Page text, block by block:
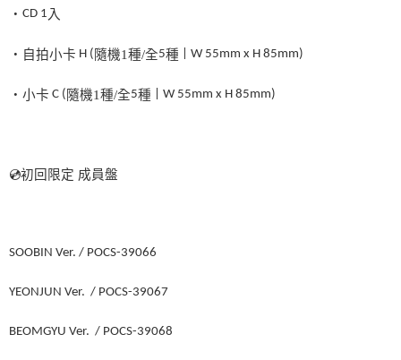
・ CD 1 入
・自拍小卡 H ( 隨機1種/全5種 | W 55mm x H 85mm)
・小卡 C ( 隨機1種/全5種 | W 55mm x H 85mm)
💿初回限定 成員盤
SOOBIN Ver. / POCS-39066
YEONJUN Ver. / POCS-39067
BEOMGYU Ver. / POCS-39068